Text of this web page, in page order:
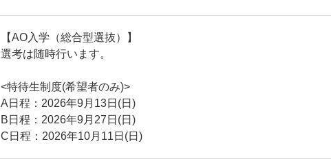
【AO入学（総合型選抜）】
選考は随時行います。
<特待生制度(希望者のみ)>
A日程：2026年9月13日(日)
B日程：2026年9月27日(日)
C日程：2026年10月11日(日)